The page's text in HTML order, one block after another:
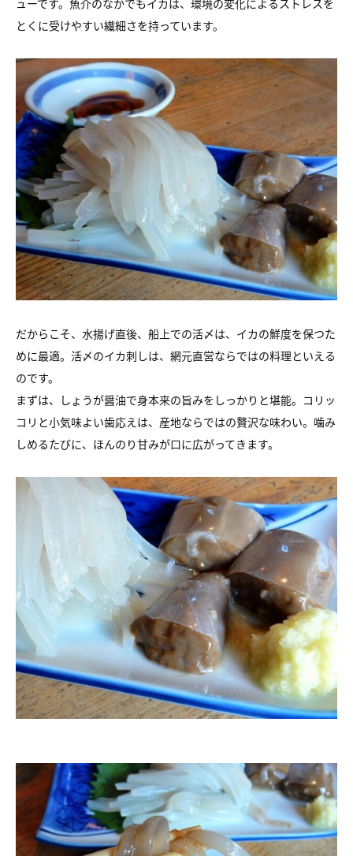
ューです。魚介のなかでもイカは、環境の変化によるストレスを
とくに受けやすい繊細さを持っています。
だからこそ、水揚げ直後、船上での活〆は、イカの鮮度を保つた
めに最適。活〆のイカ刺しは、網元直営ならではの料理といえる
のです。
まずは、しょうが醤油で身本来の旨みをしっかりと堪能。コリッ
コリと小気味よい歯応えは、産地ならではの贅沢な味わい。噛み
しめるたびに、ほんのり甘みが口に広がってきます。